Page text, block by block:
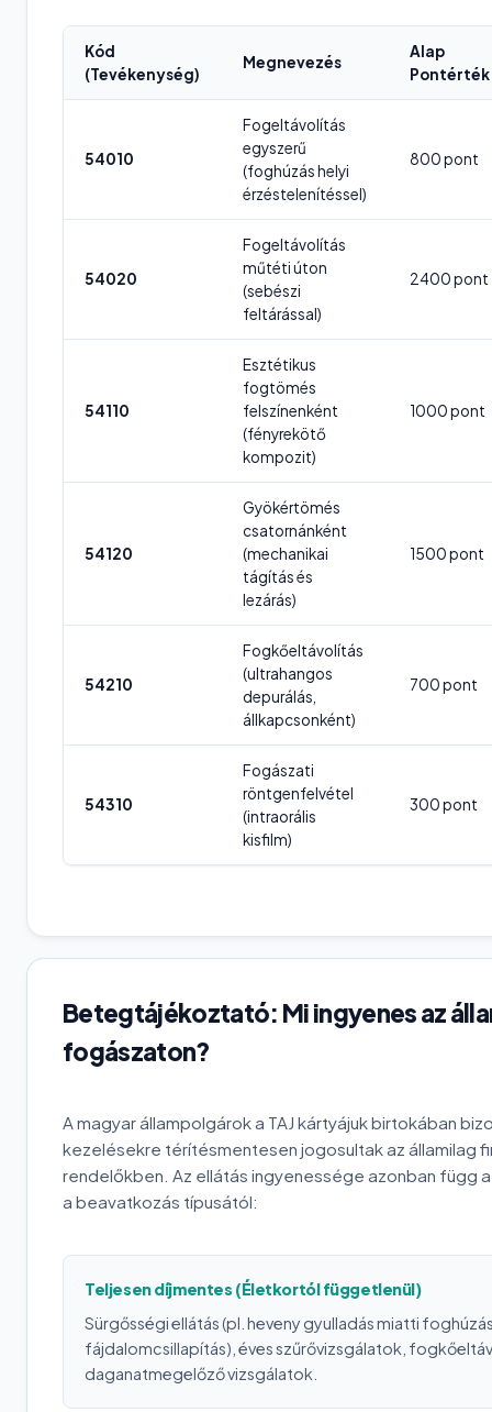
Kód
(Tevékenység)
Megnevezés
Alap
Pontérték
54010
Fogeltávolítás
egyszerű
(foghúzás helyi
érzéstelenítéssel)
800 pont
54020
Fogeltávolítás
műtéti úton
(sebészi
feltárással)
2400 pont
54110
Esztétikus
fogtömés
felszínenként
(fényrekötő
kompozit)
1000 pont
54120
Gyökértömés
csatornánként
(mechanikai
tágítás és
lezárás)
1500 pont
54210
Fogkőeltávolítás
(ultrahangos
depurálás,
állkapcsonként)
700 pont
54310
Fogászati
röntgenfelvétel
(intraorális
kisfilm)
300 pont
Betegtájékoztató: Mi ingyenes az
fogászaton?
A magyar állampolgárok a TAJ kártyájuk birtokában
kezelésekre térítésmentesen jogosultak az államilag
rendelőkben. Az ellátás ingyenessége azonban függ
a beavatkozás típusától:
Teljesen díjmentes (Életkortól függetlenül)
Sürgősségi ellátás (pl. heveny gyulladás miatti
fájdalomcsillapítás), éves szűrővizsgálatok,
daganatmegelőző vizsgálatok.